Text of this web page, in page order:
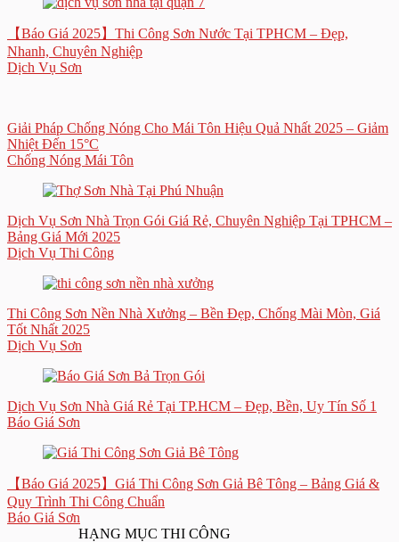
【Báo Giá 2025】Thi Công Sơn Nước Tại TPHCM – Đẹp,
Nhanh, Chuyên Nghiệp
Dịch Vụ Sơn
Giải Pháp Chống Nóng Cho Mái Tôn Hiệu Quả Nhất 2025 – Giảm
Nhiệt Đến 15°C
Chống Nóng Mái Tôn
Dịch Vụ Sơn Nhà Trọn Gói Giá Rẻ, Chuyên Nghiệp Tại TPHCM –
Bảng Giá Mới 2025
Dịch Vụ Thi Công
Thi Công Sơn Nền Nhà Xưởng – Bền Đẹp, Chống Mài Mòn, Giá
Tốt Nhất 2025
Dịch Vụ Sơn
Dịch Vụ Sơn Nhà Giá Rẻ Tại TP.HCM – Đẹp, Bền, Uy Tín Số 1
Báo Giá Sơn
【Báo Giá 2025】Giá Thi Công Sơn Giả Bê Tông – Bảng Giá &
Quy Trình Thi Công Chuẩn
Báo Giá Sơn
HẠNG MỤC THI CÔNG